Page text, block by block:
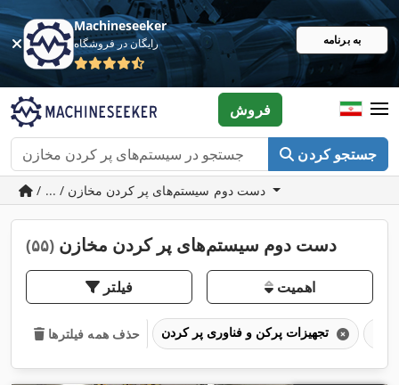
Machineseeker
رایگان در فروشگاه به برنامه
جستجو کردن
فروش
دست دوم سیستم‌های پر کردن مخازن (۵۵)
فیلتر اهمیت
حذف همه فیلترها